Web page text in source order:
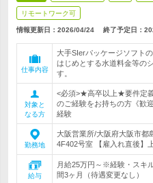
リモートワーク可
情報更新日：2026/04/24 終了予定日：
仕事内容
大手SIerパッケージソフト
はじめとする水道料金等の
す。
対象と
なる方
<必須>★高卒以上★要件定
のご経験をお持ちの方《歓
経験
勤務地
大阪営業所/大阪府大阪市都
4F402号室 【雇入れ直後】
給与
月給25万円～※経験・スキ
間3ヶ月（待遇変更なし）